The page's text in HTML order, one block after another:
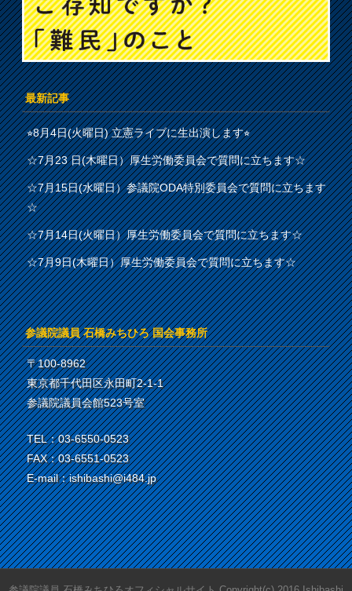
最新記事
⭐︎8月4日(火曜日) 立憲ライブに生出演します⭐︎
☆7月23 日(木曜日）厚生労働委員会で質問に立ちます☆
☆7月15日(水曜日）参議院ODA特別委員会で質問に立ちます
☆
☆7月14日(火曜日）厚生労働委員会で質問に立ちます☆
☆7月9日(木曜日）厚生労働委員会で質問に立ちます☆
参議院議員 石橋みちひろ 国会事務所
〒100-8962
東京都千代田区永田町2-1-1
参議院議員会館523号室
TEL：03-6550-0523
FAX：03-6551-0523
E-mail：ishibashi@i484.jp